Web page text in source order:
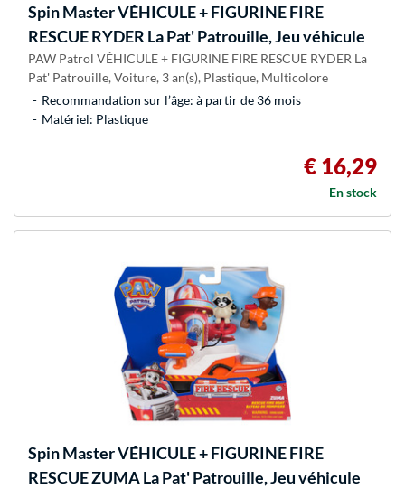
Spin MasterVÉHICULE + FIGURINE FIRE
RESCUE RYDER La Pat' Patrouille, Jeu véhicule
PAW Patrol VÉHICULE + FIGURINE FIRE RESCUE RYDER La
Pat' Patrouille, Voiture, 3 an(s), Plastique, Multicolore
Recommandation sur l’âge: à partir de 36 mois
Matériel: Plastique
€ 16,29
En stock
Spin MasterVÉHICULE + FIGURINE FIRE
RESCUE ZUMA La Pat' Patrouille, Jeu véhicule